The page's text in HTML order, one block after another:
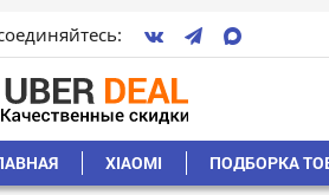
XIAOMI ПОДБОРКА